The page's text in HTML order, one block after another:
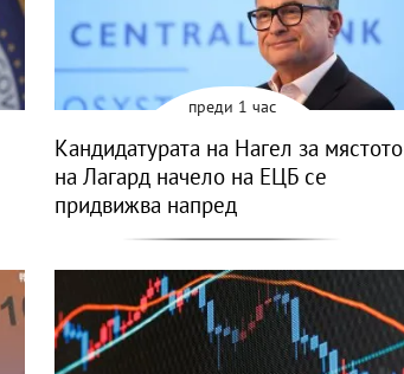
преди 1 час
Кандидатурата на Нагел за мястото
на Лагард начело на ЕЦБ се
придвижва напред